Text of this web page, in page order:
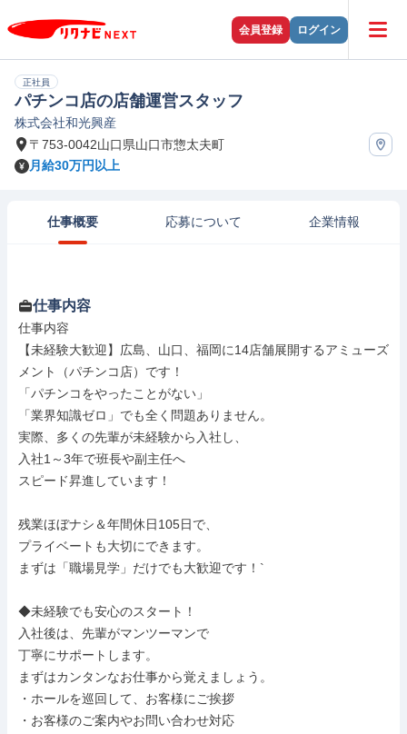
会員登録 ログイン
正社員
パチンコ店の店舗運営スタッフ
株式会社和光興産
〒753-0042山口県山口市惣太夫町
月給30万円以上
仕事概要 応募について 企業情報
仕事内容
仕事内容
【未経験大歓迎】広島、山口、福岡に14店舗展開するアミューズ
メント（パチンコ店）です！
「パチンコをやったことがない」
「業界知識ゼロ」でも全く問題ありません。
実際、多くの先輩が未経験から入社し、
入社1～3年で班長や副主任へ
スピード昇進しています！
残業ほぼナシ＆年間休日105日で、
プライベートも大切にできます。
まずは「職場見学」だけでも大歓迎です！`
◆未経験でも安心のスタート！
入社後は、先輩がマンツーマンで
丁寧にサポートします。
まずはカンタンなお仕事から覚えましょう。
・ホールを巡回して、お客様にご挨拶
・お客様のご案内やお問い合わせ対応